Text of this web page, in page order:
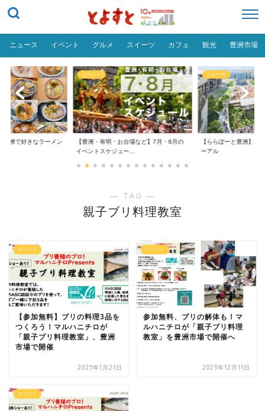
ニュース イベント グルメ スイーツ カフェ 観光 豊洲市場
豊洲で好きなラーメン
イベント
【豊洲・有明・お台場など】7月・8月の
イベントスケジュー...
ニュース
【ららぽーと豊洲】
ーアル
― TAG ―
親子ブリ料理教室
イベント
【参加無料】ブリの料理3品を
つくろう！マルハニチロが
「親子ブリ料理教室」、豊洲
市場で開催
2025年1月21日
イベント
参加無料、ブリの解体も！マ
ルハニチロが「親子ブリ料理
教室」を豊洲市場で開催へ
2023年12月11日
イベント